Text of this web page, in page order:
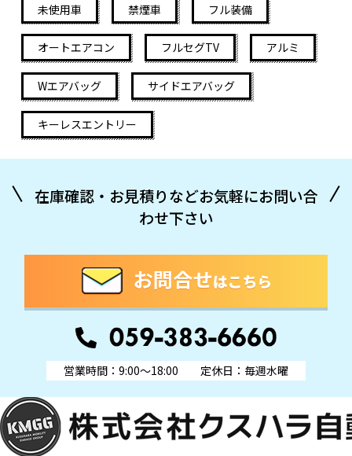
未使用車 禁煙車 フル装備
オートエアコン フルセグTV アルミ
Wエアバッグ サイドエアバッグ
キーレスエントリー
在庫確認・お見積りなどお気軽にお問い合
わせ下さい
営業時間：9:00～18:00 定休日：毎週水曜